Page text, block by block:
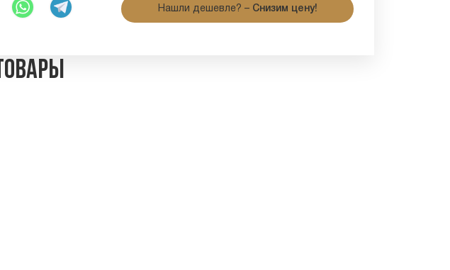
Нашли дешевле? – Снизим цену!